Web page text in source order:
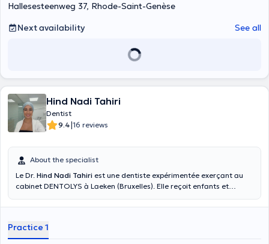
Hallesesteenweg 37, Rhode-Saint-Genèse
Next availability
See all
Hind Nadi Tahiri
Dentist
9.4|16 reviews
About the specialist
Le Dr. Hind Nadi Tahiri est une dentiste expérimentée exerçant au
cabinet DENTOLYS à Laeken (Bruxelles). Elle reçoit enfants et
traitements orthodontiques et urgences dentaires.
Practice 1